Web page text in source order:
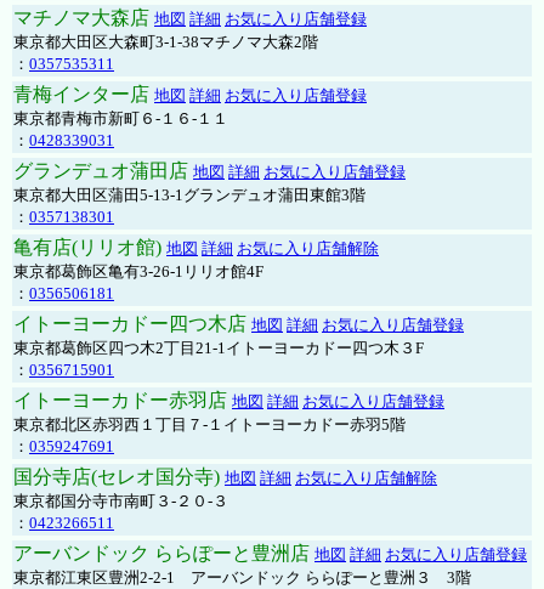
マチノマ大森店 地図 詳細 お気に入り店舗登録
東京都大田区大森町3-1-38マチノマ大森2階
： 0357535311
青梅インター店 地図 詳細 お気に入り店舗登録
東京都青梅市新町６-１６-１１
： 0428339031
グランデュオ蒲田店 地図 詳細 お気に入り店舗登録
東京都大田区蒲田5-13-1グランデュオ蒲田東館3階
： 0357138301
亀有店(リリオ館) 地図 詳細 お気に入り店舗解除
東京都葛飾区亀有3-26-1リリオ館4F
： 0356506181
イトーヨーカドー四つ木店 地図 詳細 お気に入り店舗登録
東京都葛飾区四つ木2丁目21-1イトーヨーカドー四つ木３F
： 0356715901
イトーヨーカドー赤羽店 地図 詳細 お気に入り店舗登録
東京都北区赤羽西１丁目７-１イトーヨーカドー赤羽5階
： 0359247691
国分寺店(セレオ国分寺) 地図 詳細 お気に入り店舗解除
東京都国分寺市南町３-２０-３
： 0423266511
アーバンドック ららぽーと豊洲店 地図 詳細 お気に入り店舗登録
東京都江東区豊洲2-2-1 アーバンドック ららぽーと豊洲３ 3階